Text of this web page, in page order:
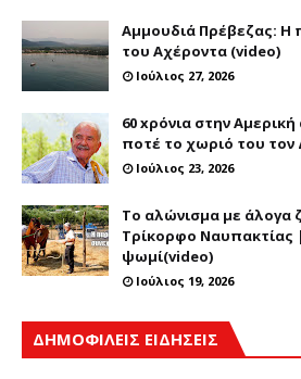
Αμμουδιά Πρέβεζας: Η
του Αχέροντα (video)
Ιούλιος 27, 2026
60 xρόνια στην
ποτέ το χωριό του τον
Ιούλιος 23, 2026
Το αλώνισμα με άλογα
Τρίκορφο Ναυπακτίας
ψωμί(video)
Ιούλιος 19, 2026
ΔΗΜΟΦΙΛΕΙΣ ΕΙΔΗΣΕΙΣ